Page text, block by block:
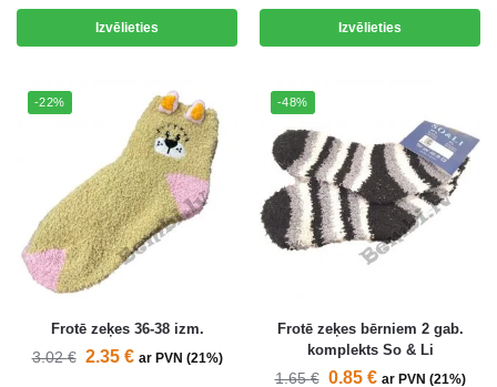
Izvēlieties Izvēlieties
-22%
Frotē zeķes 36-38 izm.
3.02€ 2.35 € ar PVN (21%)
-48%
Frotē zeķes bērniem 2 gab.
komplekts So & Li
1.65€ 0.85 € ar PVN (21%)